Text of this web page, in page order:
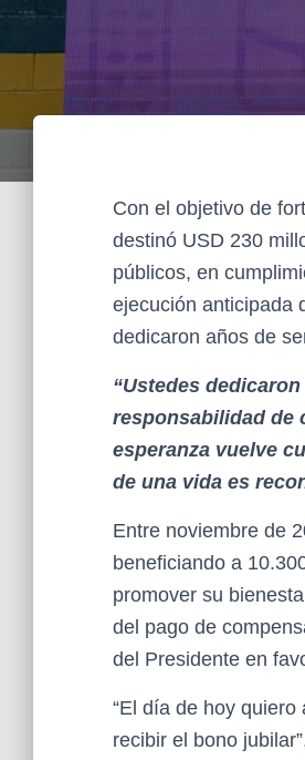
Con el objetivo de
destinó USD 230
públicos, en
ejecución anticipada
dedicaron años de
“Ustedes
responsabilidad de
esperanza vuelve
de una vida es
Entre noviembre de
beneficiando a
promover su
del pago de
del Presidente en
“El día de hoy
recibir el bono